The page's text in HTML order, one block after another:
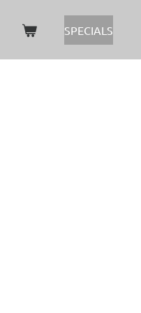
SPECIALS